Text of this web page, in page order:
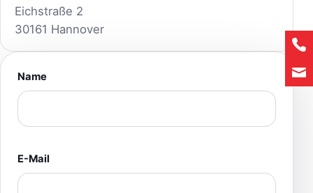
Eichstraße 2
30161 Hannover
Name
E-Mail